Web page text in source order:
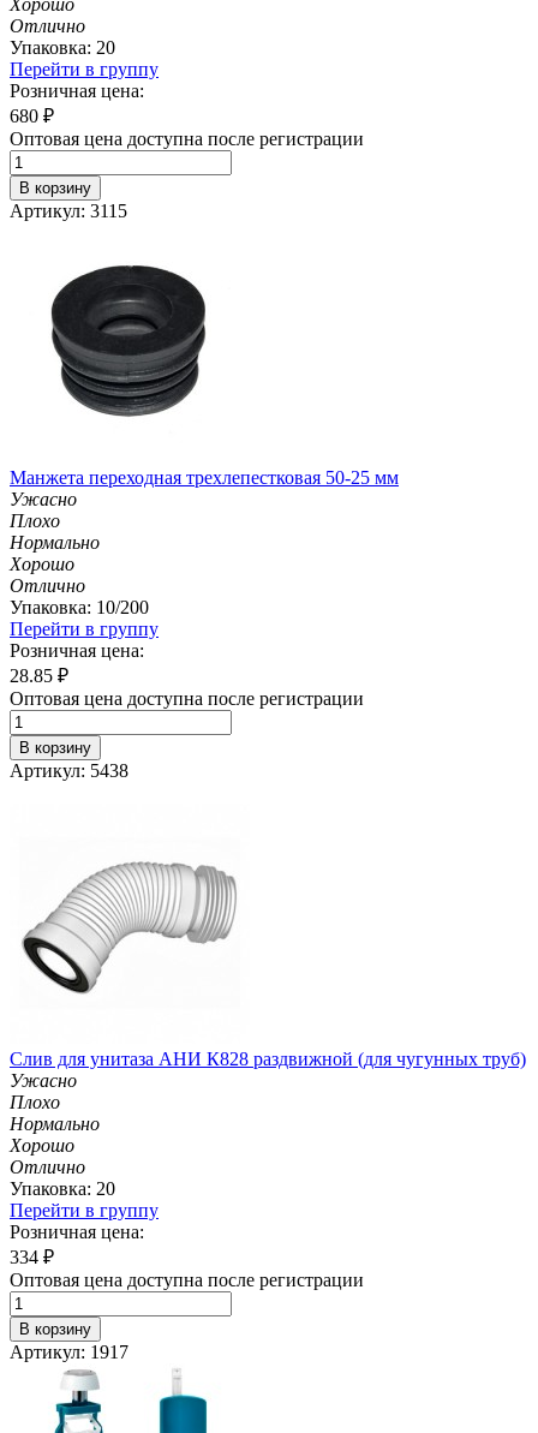
Отлично
Упаковка: 20
Перейти в группу
Розничная цена:
680 ₽
Оптовая цена доступна после регистрации
В корзину
Артикул: 3115
Манжета переходная трехлепестковая 50-25 мм
Ужасно
Плохо
Нормально
Хорошо
Отлично
Упаковка: 10/200
Перейти в группу
Розничная цена:
28.85 ₽
Оптовая цена доступна после регистрации
В корзину
Артикул: 5438
Слив для унитаза АНИ К828 раздвижной (для чугунных труб)
Ужасно
Плохо
Нормально
Хорошо
Отлично
Упаковка: 20
Перейти в группу
Розничная цена:
334 ₽
Оптовая цена доступна после регистрации
В корзину
Артикул: 1917